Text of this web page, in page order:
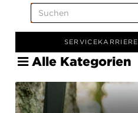
SERVICEKARRIERE
Alle Kategorien